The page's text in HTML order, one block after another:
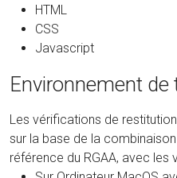
HTML
CSS
Javascript
Environnement de
Les vérifications de
sur la base de la
référence du RGAA, avec les